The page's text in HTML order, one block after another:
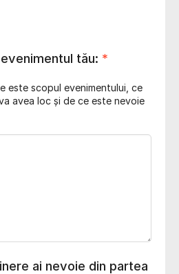
tău: *
este scopul evenimentului, ce
avea loc și de ce este nevoie
ai nevoie din partea